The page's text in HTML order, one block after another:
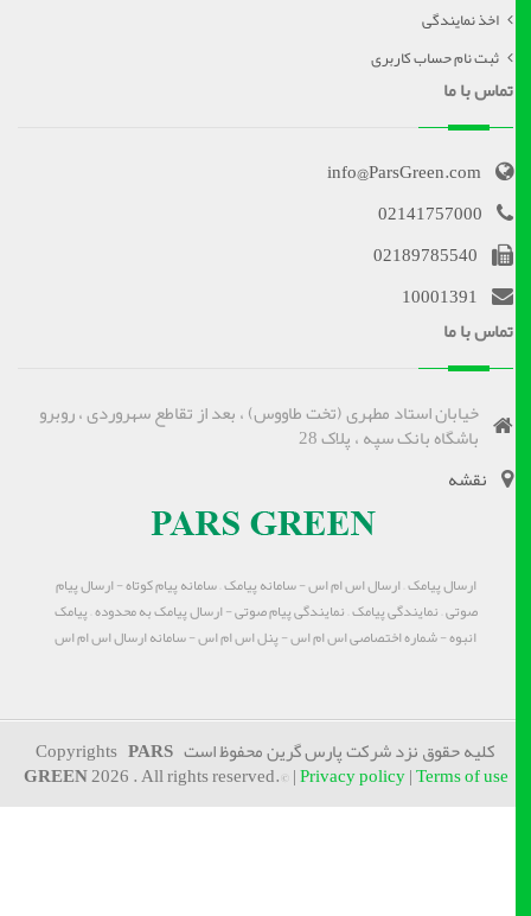
اخذ نمایندگی
ثبت نام حساب کاربری
تماس با ما
info@ParsGreen.com
02141757000
02189785540
10001391
تماس با ما
خیابان استاد مطهری (تخت طاووس) ، بعد از تقاطع سهروردی ، روبرو
باشگاه بانک سپه ، پلاک 28
نقشه
ارسال پیامک – ارسال اس ام اس - سامانه پیامک – سامانه پیام کوتاه - ارسال پیام
صوتی – نمایندگی پیامک – نمایندگی پیام صوتی - ارسال پیامک به محدوده – پیامک
انبوه - شماره اختصاصی اس ام اس - پنل اس ام اس - سامانه ارسال اس ام اس
کلیه حقوق نزد شرکت پارس گرین محفوظ است CopyrightsPARS
GREEN2026 . All rights reserved.© |Privacy policy|Terms of use